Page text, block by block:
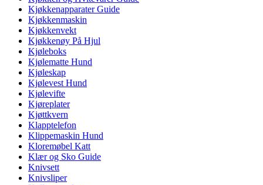
Kjøkkenapparater Guide
Kjøkkenmaskin
Kjøkkenvekt
Kjøkkenøy På Hjul
Kjøleboks
Kjølematte Hund
Kjøleskap
Kjølevest Hund
Kjølevifte
Kjøreplater
Kjøttkvern
Klapptelefon
Klippemaskin Hund
Kloremøbel Katt
Klær og Sko Guide
Knivsett
Knivsliper